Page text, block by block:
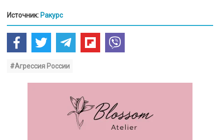
Источник: Ракурс
#Агрессия России